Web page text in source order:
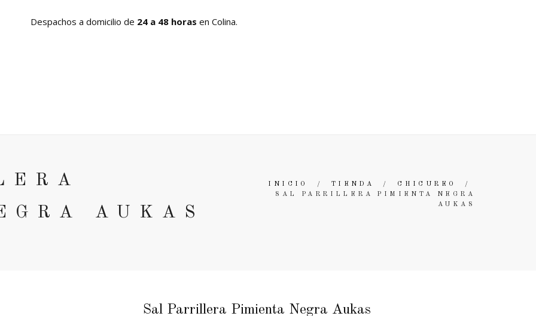
Despachos a domicilio de 24 a 48 horas en Colina.
AUKAS
INICIO / TIENDA / CHICUREO
/
SAL PARRILLERA PIMIENTA NEGRA
AUKAS
Sal Parrillera Pimienta Negra Aukas